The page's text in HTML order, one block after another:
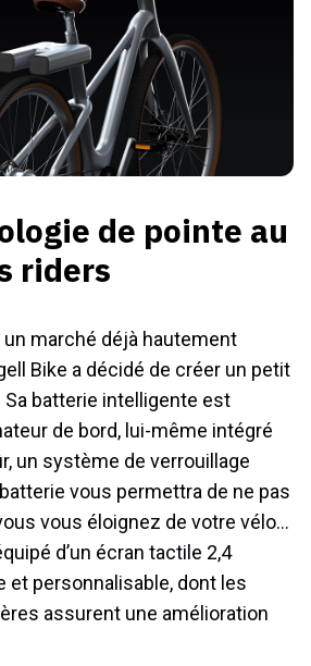
de pointe au
riders
un marché déjà hautement
Bike a décidé de créer un petit
batterie intelligente est
de bord, lui-même intégré
un système de verrouillage
vous permettra de ne pas
vous éloignez de votre vélo…
d’un écran tactile 2,4
et personnalisable, dont les
assurent une amélioration